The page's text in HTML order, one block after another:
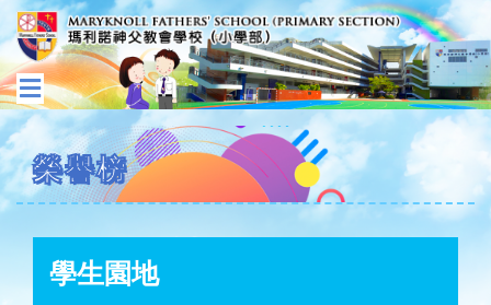
榮譽榜
學生園地